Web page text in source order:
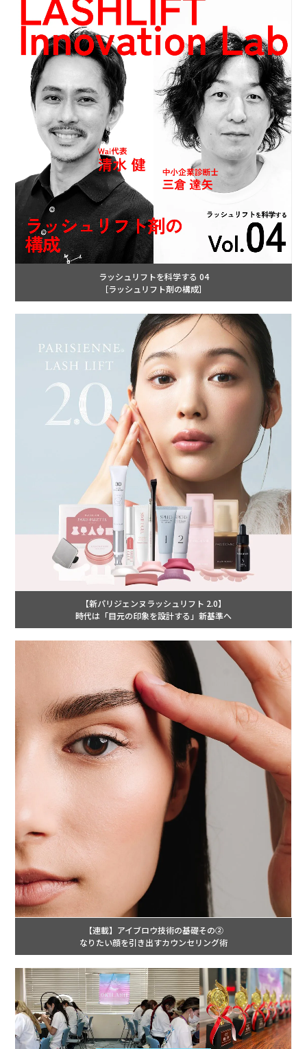
ラッシュリフトを科学する 04
［ラッシュリフト剤の構成］
【新パリジェンヌラッシュリフト 2.0】
時代は「目元の印象を設計する」新基準へ
【連載】アイブロウ技術の基礎その②
なりたい顔を引き出すカウンセリング術